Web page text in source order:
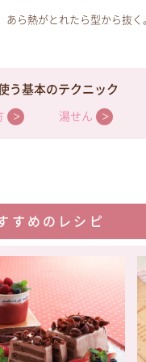
あら熱がとれたら型から抜く
う基本のテクニック
湯せん
すめのレシピ